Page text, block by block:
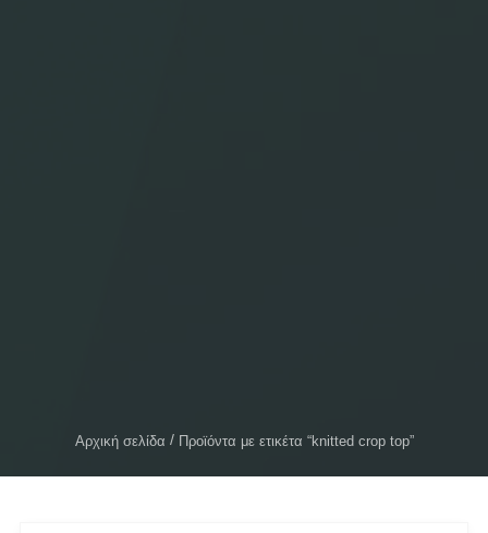
Αρχική σελίδα Προϊόντα με ετικέτα “knitted crop top”